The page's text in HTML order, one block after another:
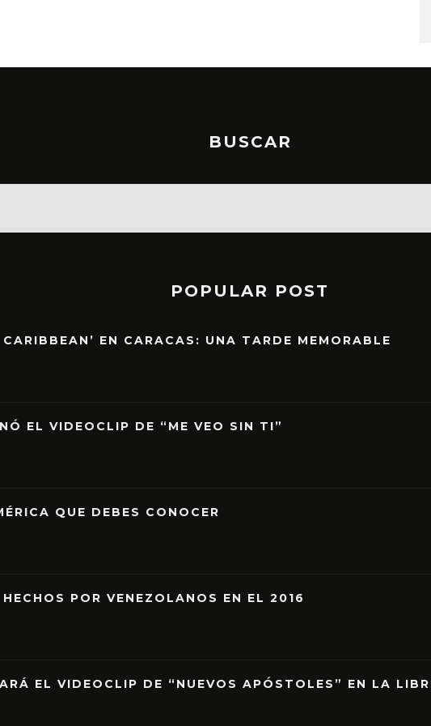
BUSCAR
POPULAR POST
EN CARACAS: UNA TARDE MEMORABLE
EL VIDEOCLIP DE “ME VEO SIN TI”
QUE DEBES CONOCER
POR VENEZOLANOS EN EL 2016
EL VIDEOCLIP DE “NUEVOS APÓSTOLES” EN LA